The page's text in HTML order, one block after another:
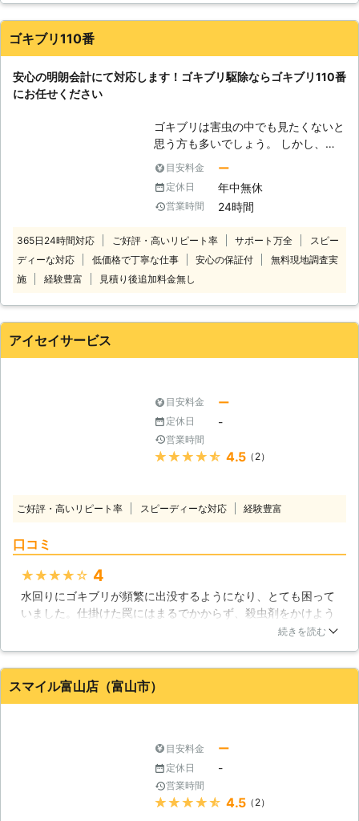
るために、ゴキブリ駆除は徹底して行
わないといけないのです。 【徹底し
を！】 そこで出番なのが、私たちハ
クリ商事です。これまでに多くの現場
多数あるのでご安心ください。一般の
住宅、飲食店、大型店舗と多くの現場
さまの気分、健康、経済に影響を出す
とんでもない害虫ですので、徹底した
ゴキブリ駆除が必要です。私たちはそ
によって成し遂げることが可能です。
ゴキブリの侵入経路を見つけ、移動経
路も見つけ出します。そこに薬剤を設
しょう。 【真摯に対応させていただ
皆さまに接する態度も最高のもので
答えしますので、何か疑問点がありま
ために作業をしているのですから、皆
さまに不安や疑問が残っているままに
はしません。お気軽にご相談くださ
ゴキブリ110番
安心の明朗会計にて対応します！ゴキブリ駆除ならゴキブリ110番
にお任せください
ゴキブリは害虫の中でも見たくないと
思う方も多いでしょう。 しかし、長
年暮らしていれば一度はゴキブリと遭
遇することもあるかと思います。 も
しそのようにゴキブリをお家で見つけ
てしまったら、新たに繁殖して増えて
きたいものです。 ですが、本当にゴ
キブリが完全に駆除できたかどうか
は、個人の判断では中々に難しいと思
リ駆除を生業としているゴキブリ110
携しているゴキブリ駆除のスペシャリ
し、より快適で過ごしやすい空間にな
す。 【どのような場所でも駆け付け
ます！】 一戸建てやマンションはも
ちろん、工場や倉庫、飲食店などにも
応しておりますので、お気軽にお問い
目安料金 ー
定休日 年中無休
営業時間 24時間
365日24時間対応 ご好評・高いリピート率 サポート万全
スピー
ディーな対応
低価格で丁寧な仕事 安心の保証付
無料現地調査実
施
経験豊富 見積り後追加料金無し
アイセイサービス
目安料金 ー
定休日 -
営業時間
★★★★★ 4.5（2）
ご好評・高いリピート率 スピーディーな対応 経験豊富
口コミ
★★★★★ 4
水回りにゴキブリが頻繁に出没するようになり、とても困って
いました。仕掛けた罠にはまるでかからず、殺虫剤をかけよう
にも届かない隙間にすぐ入ってしまうのです。知人が最近業者
しました。効果は想像以上で、頻繁に出ていたゴキブリが全く
いなくなりました。
続きを読む
スマイル富山店（富山市）
目安料金 ー
定休日 -
営業時間
★★★★★ 4.5（2）